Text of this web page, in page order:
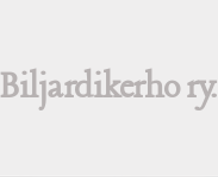
ry.